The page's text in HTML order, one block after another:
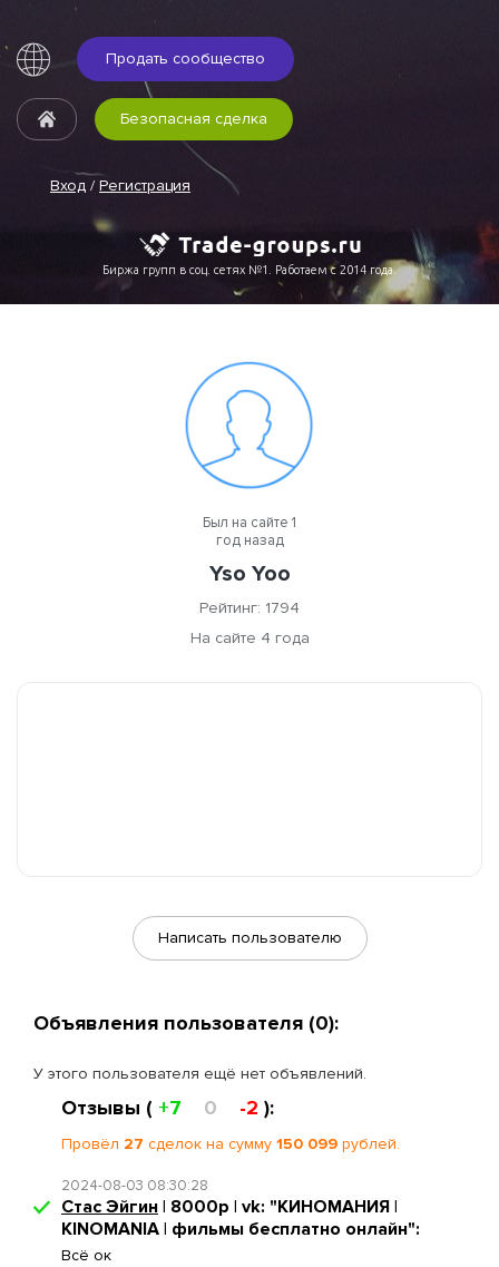
Продать сообщество
Вход / Регистрация
Безопасная сделка
Биржа групп в соц. сетях №1. Работаем с 2014 года.
Был на сайте 1
год назад
Yso Yoo
Рейтинг: 1794
На сайте 4 года
Написать пользователю
Объявления пользователя (0):
У этого пользователя ещё нет объявлений.
Отзывы ( +7 0 -2 ):
Провёл 27 сделок на сумму 150 099 рублей.
2024-08-03 08:30:28
Стас Эйгин | 8000р | vk: "КИНОМАНИЯ |
KINOMANIA | фильмы бесплатно онлайн":
Всё ок